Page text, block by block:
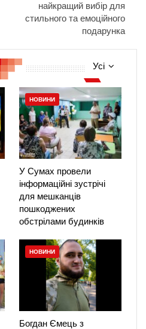
найкращий вибір для
стильного та емоційного
подарунка
Усі
НОВИНИ
У Сумах провели
інформаційні зустрічі
для мешканців
пошкоджених
обстрілами будинків
НОВИНИ
Богдан Ємець з